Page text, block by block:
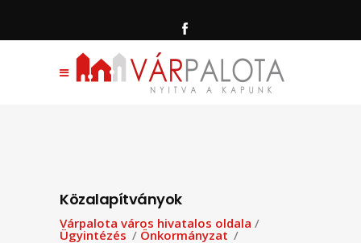
Közalapítványok
Várpalota város hivatalos oldala /
Ügyintézés / Önkormányzat /